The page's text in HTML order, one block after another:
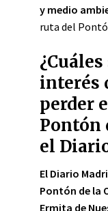
y medio
ruta del
interés
perder
Pontón
el
El Diario
Pontón de la
Ermita de